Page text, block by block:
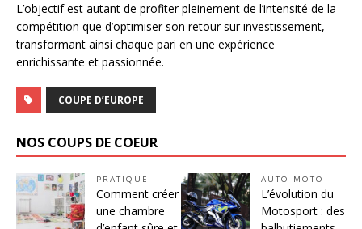
L’objectif est autant de profiter pleinement de l’intensité de la
compétition que d’optimiser son retour sur investissement,
transformant ainsi chaque pari en une expérience
enrichissante et passionnée.
COUPE D’EUROPE
NOS COUPS DE COEUR
PRATIQUE
Comment créer
une chambre
AUTO MOTO
L’évolution du
Motosport : des